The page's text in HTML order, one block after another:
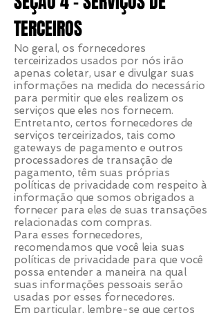
TERCEIROS
No geral, os fornecedores
terceirizados usados por nós irão
apenas coletar, usar e divulgar suas
informações na medida do necessário
para permitir que eles realizem os
serviços que eles nos fornecem.
Entretanto, certos fornecedores de
serviços terceirizados, tais como
gateways de pagamento e outros
processadores de transação de
pagamento, têm suas próprias
políticas de privacidade com respeito à
informação que somos obrigados a
fornecer para eles de suas transações
relacionadas com compras.
Para esses fornecedores,
recomendamos que você leia suas
políticas de privacidade para que você
possa entender a maneira na qual
suas informações pessoais serão
usadas por esses fornecedores.
Em particular, lembre-se que certos